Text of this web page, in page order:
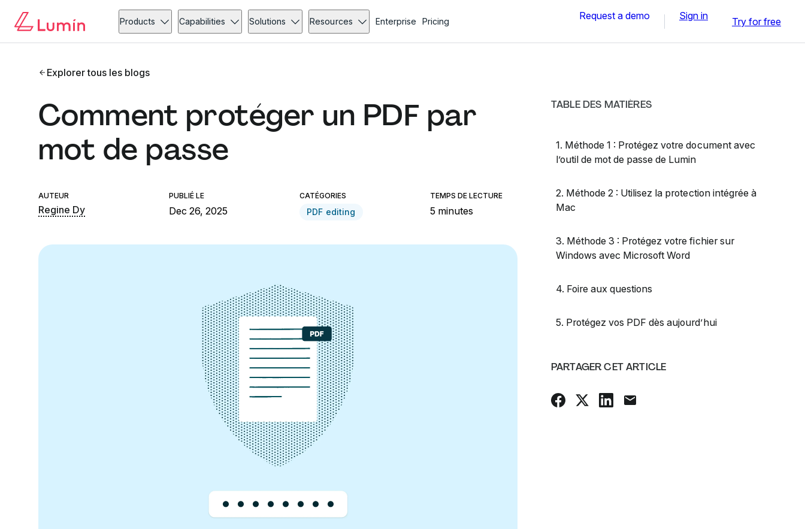
Products Capabilities Solutions Resources Enterprise Pricing Request a demo Sign in Try for free
Explorer tous les blogs
Comment protéger un PDF par
mot de passe
AUTEUR
Regine Dy
PUBLIÉ LE
Dec 26, 2025
CATÉGORIES
PDF editing
TEMPS DE LECTURE
5 minutes
TABLE DES MATIÈRES
1. Méthode 1 : Protégez votre document avec
l’outil de mot de passe de Lumin
2. Méthode 2 : Utilisez la protection intégrée à
Mac
3. Méthode 3 : Protégez votre fichier sur
Windows avec Microsoft Word
4. Foire aux questions
5. Protégez vos PDF dès aujourd’hui
PARTAGER CET ARTICLE